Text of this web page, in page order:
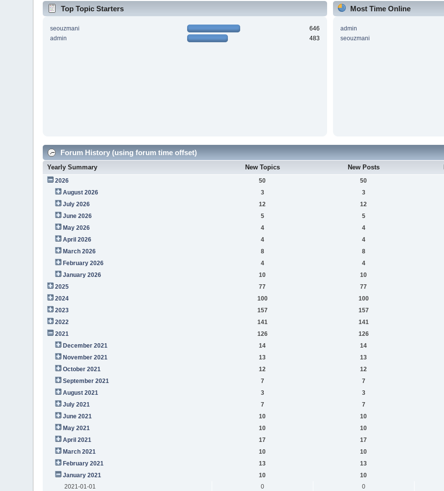
Top Topic Starters
seouzmani
646
admin
483
Most Time Online
admin
seouzmani
Forum History (using forum time offset)
Yearly Summary New Topics New Posts
2026 50 50
August 2026
3 3
July 2026
12 12
June 2026
5 5
May 2026
4 4
April 2026
4 4
March 2026
8 8
February 2026
4 4
January 2026
10 10
2025
77 77
2024
100 100
2023
157 157
2022
141 141
2021
126 126
December 2021
14 14
November 2021
13 13
October 2021
12 12
September 2021
7 7
August 2021
3 3
July 2021
7 7
June 2021
10 10
May 2021
10 10
April 2021
17 17
March 2021
10 10
February 2021
13 13
January 2021
10 10
2021-01-01
0 0